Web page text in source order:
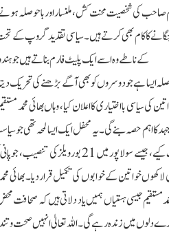
صاحب کی شخصیت محنت کش، ملنسار اور باحوصلہ
جگانے کا کام بھی کرتے ہیں۔ سیاسی تقدید گروپ کے
کے ناطے وہ اسے ایک پلیٹ فارم بناتے ہیں جو
ایسا ہے جو دوسروں کو بھی آگے بڑھنے کی تحریک
کی سیاسی بااختیاری کا اعلان کیا، وہاں بھائی
کا اہم حصہ بنے گی۔ یہ محفل ایک ایسا لمحہ تھی جو
نوہیرا شیخ کی قیادت میں ایم ای پی نے خواتین کی
خواتین کے خوابوں کی تکمیل قرار دیا۔
جیسی ہستیاں ہمیں یاد دلاتی ہیں کہ صحافت محض
دلوں میں زندہ رہے گی۔ اللہ تعالیٰ انہیں صحت و